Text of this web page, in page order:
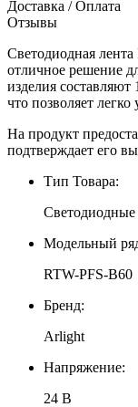
Доставка / Оплата
Отзывы
Светодиодная
отличное решение
изделия
что позволяет
На продукт
подтверждает его
Тип Товара:
Модельный
RTW-PFS-B60
Бренд:
Arlight
Напряжение:
24 В